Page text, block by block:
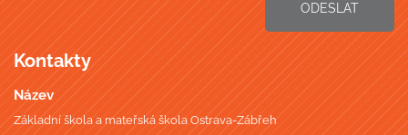
ODESLAT
Kontakty
Název
Základní škola a mateřská škola Ostrava-Zábřeh